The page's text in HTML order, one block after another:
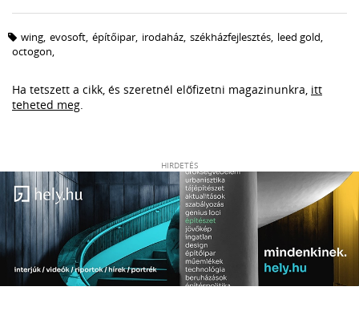
wing, evosoft, építőipar, irodaház, székházfejlesztés, leed gold,
octogon,
Ha tetszett a cikk, és szeretnél előfizetni magazinunkra, itt
teheted meg
HIRDETÉS